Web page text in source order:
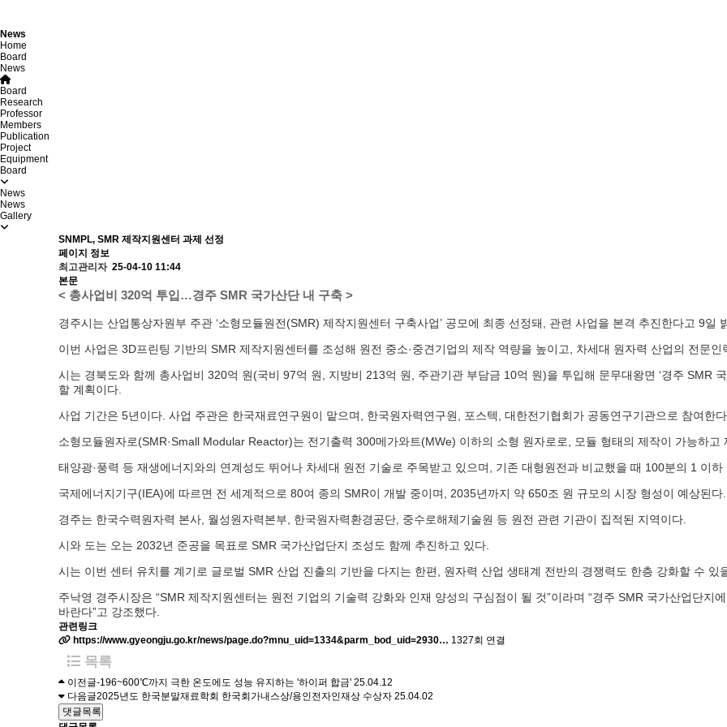
News
Home
Board
News
Board
Research
Professor
Members
Publication
Project
Equipment
Board
News
News
Gallery
SNMPL, SMR 제작지원센터 과제 선정
페이지 정보
최고관리자 25-04-10 11:44
본문
< 총사업비 320억 투입…경주 SMR 국가산단 내 구축 >
경주시는 산업통상자원부 주관 ‘소형모듈원전(SMR) 제작지원센터 구축사업’ 공모에 최종 선정돼, 관련 사업을 본격 추진한다고 9일
이번 사업은 3D프린팅 기반의 SMR 제작지원센터를 조성해 원전 중소·중견기업의 제작 역량을 높이고, 차세대 원자력 산업의 전문인
시는 경북도와 함께 총사업비 320억 원(국비 97억 원, 지방비 213억 원, 주관기관 부담금 10억 원)을 투입해 문무대왕면 ‘경주 SMR
할 계획이다.
사업 기간은 5년이다. 사업 주관은 한국재료연구원이 맡으며, 한국원자력연구원, 포스텍, 대한전기협회가 공동연구기관으로 참여한다.
소형모듈원자로(SMR·Small Modular Reactor)는 전기출력 300메가와트(MWe) 이하의 소형 원자로로, 모듈 형태의 제작이 가능하
태양광·풍력 등 재생에너지와의 연계성도 뛰어나 차세대 원전 기술로 주목받고 있으며, 기존 대형원전과 비교했을 때 100분의 1 이
국제에너지기구(IEA)에 따르면 전 세계적으로 80여 종의 SMR이 개발 중이며, 2035년까지 약 650조 원 규모의 시장 형성이 예상된다.
경주는 한국수력원자력 본사, 월성원자력본부, 한국원자력환경공단, 중수로해체기술원 등 원전 관련 기관이 집적된 지역이다.
시와 도는 오는 2032년 준공을 목표로 SMR 국가산업단지 조성도 함께 추진하고 있다.
시는 이번 센터 유치를 계기로 글로벌 SMR 산업 진출의 기반을 다지는 한편, 원자력 산업 생태계 전반의 경쟁력도 한층 강화할 수 있
주낙영 경주시장은 “SMR 제작지원센터는 원전 기업의 기술력 강화와 인재 양성의 구심점이 될 것”이라며 “경주 SMR 국가산업단지
바란다”고 강조했다.
관련링크
https://www.gyeongju.go.kr/news/page.do?mnu_uid=1334&parm_bod_uid=2930… 1327회 연결
목록
이전글-196~600℃까지 극한 온도에도 성능 유지하는 '하이퍼 합금' 25.04.12
다음글2025년도 한국분말재료학회 한국회가내스상/용인전자인재상 수상자 25.04.02
댓글목록